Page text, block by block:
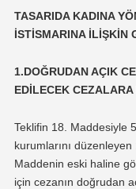
TASARIDA KADINA
İSTİSMARINA İLİŞKİN
1.DOĞRUDAN AÇIK
EDİLECEK
Teklifin 18. Maddesiyle
kurumlarını düzenleyen
Maddenin eski haline
için cezanın doğrudan